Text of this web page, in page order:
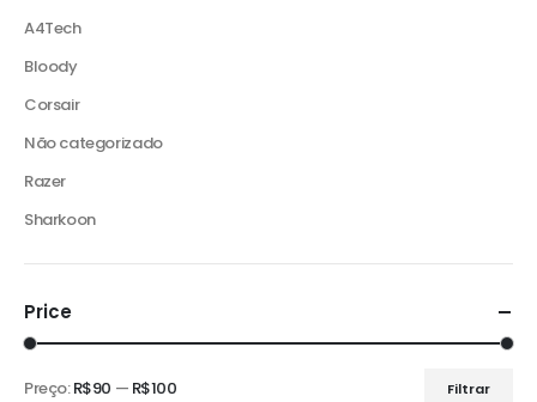
A4Tech
Bloody
Corsair
Não categorizado
Razer
Sharkoon
Price
Filtrar
Preço:R$90 — R$100